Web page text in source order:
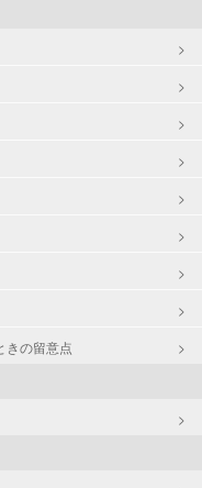
きの留意点